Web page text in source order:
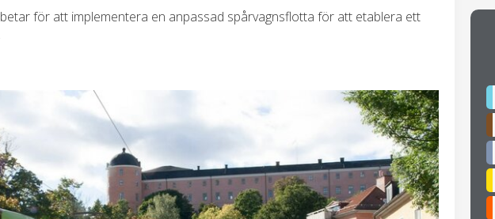
för att implementera en anpassad spårvagnsflotta för att etablera ett